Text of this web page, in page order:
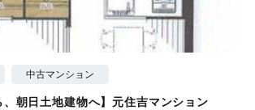
中古マンション
、朝日土地建物へ】元住吉マンション